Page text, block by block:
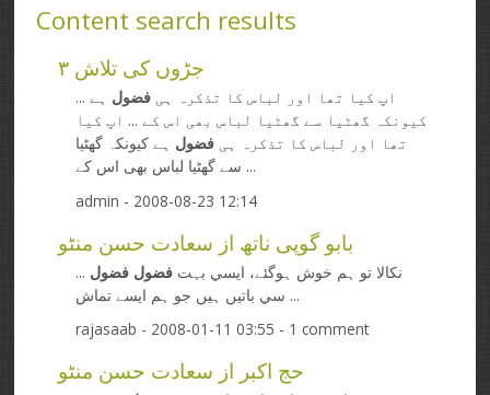
Content search results
جڑوں کی تلاش ۳
... اپ کیا تھا اور لباس کا تذکرہ ہی فضول ہے
کیونکہ گھٹیا سے گھٹیا لباس بھی اس کے ... اپ کیا
تھا اور لباس کا تذکرہ ہی فضول ہے کیونکہ گھٹیا
سے گھٹیا لباس بھی اس کے ...
admin - 2008-08-23 12:14
بابو گوپی ناتھ از سعادت حسن منٹو
... نکالا تو ہم خوش ہوگئے، ايسي بہت فضول فضول
سي باتيں ہيں جو ہم ايسے تماش ...
rajasaab - 2008-01-11 03:55 - 1 comment
حج اکبر از سعادت حسن منٹو